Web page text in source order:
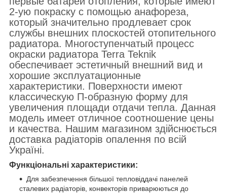
2-ую покраску с помощью анафореза,
который значительно продлевает срок
службы внешних плоскостей отопительного
радиатора. Многоступенчатый процесс
окраски радиатора Terra Teknik
обеспечивает эстетичный внешний вид и
хорошие эксплуатационные
характеристики. Поверхности имеют
классическую П-образную форму для
увеличения площади отдачи тепла. Данная
модель имеет отличное соотношение цены
и качества. Нашим магазином здійснюється
доставка радіаторів опалення по всій
Україні.
Функціональні характеристики:
Для забезпечення більшої тепловіддачі панелей
сталевих радіаторів, конвекторів приварюються до